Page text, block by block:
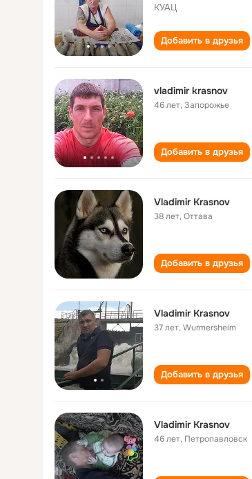
КУАЦ
Добавить в друзья
vladimir krasnov
46 лет,Запорожье
Добавить в друзья
Vladimir Krasnov
38 лет,Оттава
Добавить в друзья
Vladimir Krasnov
37 лет,Wurmersheim
Добавить в друзья
Vladimir Krasnov
46 лет, Петропавловск